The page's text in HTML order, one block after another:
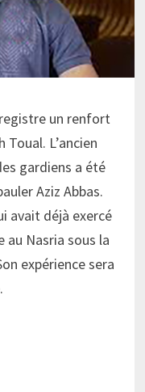
un renfort
L’ancien
gardiens a été
Aziz Abbas.
avait déjà exercé
au Nasria sous la
expérience sera